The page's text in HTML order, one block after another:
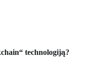
technologiją?